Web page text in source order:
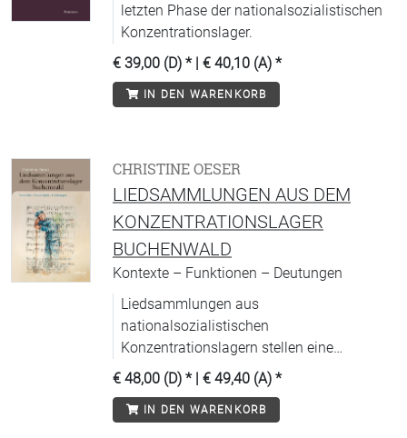
letzten Phase der nationalsozialistischen
Konzentrationslager.
€ 39,00 (D) * | € 40,10 (A) *
IN DEN WARENKORB
CHRISTINE OESER
LIEDSAMMLUNGEN AUS DEM
KONZENTRATIONSLAGER
BUCHENWALD
Kontexte – Funktionen – Deutungen
Liedsammlungen aus
nationalsozialistischen
Konzentrationslagern stellen eine
einzigartige Quelle dar, deren
(musik-)historische Bedeutung noch
unzureichend erschlossen ist.
€ 48,00 (D) * | € 49,40 (A) *
IN DEN WARENKORB